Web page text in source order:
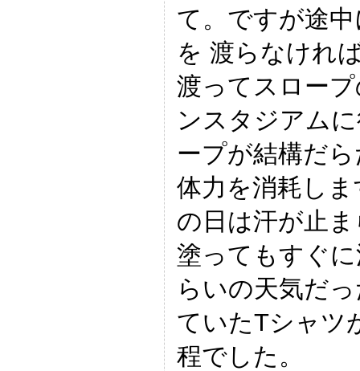
て。ですが途
を 渡らなけれ
渡ってスロー
ンスタジアム
ープが結構だ
体力を消耗し
の日は汗が止
塗ってもすぐ
らいの天気だ
ていたTシャツ
程でした。